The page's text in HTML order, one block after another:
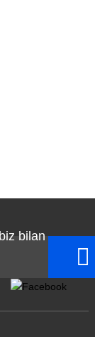
bilan